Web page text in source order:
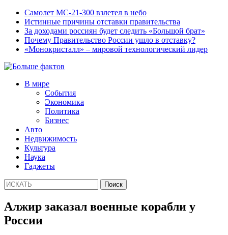
Самолет МС-21-300 взлетел в небо
Истинные причины отставки правительства
За доходами россиян будет следить «Большой брат»
Почему Правительство России ушло в отставку?
«Монокристалл» – мировой технологический лидер
В мире
События
Экономика
Политика
Бизнес
Авто
Недвижимость
Культура
Наука
Гаджеты
Алжир заказал военные корабли у
России